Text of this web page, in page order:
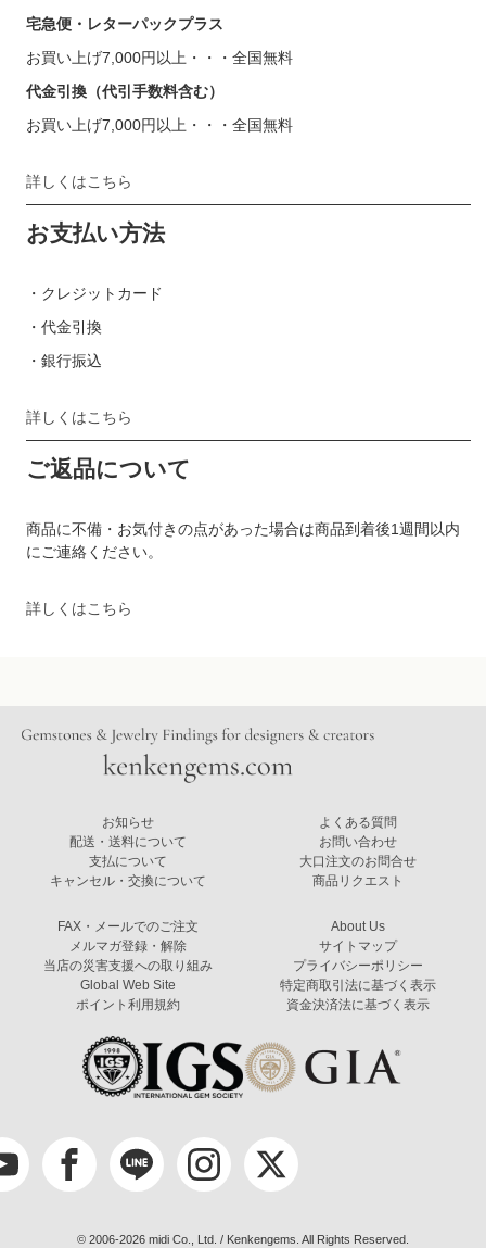
宅急便・レターパックプラス
お買い上げ7,000円以上・・・全国無料
代金引換（代引手数料含む）
お買い上げ7,000円以上・・・全国無料
詳しくはこちら
お支払い方法
・クレジットカード
・代金引換
・銀行振込
詳しくはこちら
ご返品について
商品に不備・お気付きの点があった場合は商品到着後1週間以内
にご連絡ください。
詳しくはこちら
お知らせ
配送・送料について
支払について
キャンセル・交換について
よくある質問
お問い合わせ
大口注文のお問合せ
商品リクエスト
FAX・メールでのご注文
メルマガ登録・解除
当店の災害支援への取り組み
Global Web Site
ポイント利用規約
About Us
サイトマップ
プライバシーポリシー
特定商取引法に基づく表示
資金決済法に基づく表示
© 2006-2026 midi Co., Ltd. / Kenkengems. All Rights Reserved.